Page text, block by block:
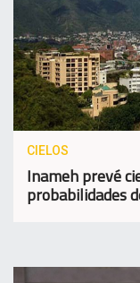
CIELOS
Inameh prevé
probabilidades